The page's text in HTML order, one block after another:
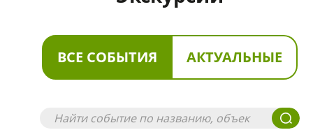
ВСЕ СОБЫТИЯ АКТУАЛЬНЫЕ